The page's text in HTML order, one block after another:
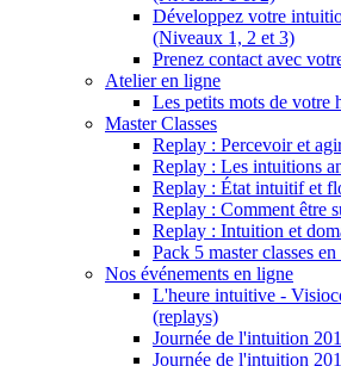
Développez votre
(Niveaux 1, 2 et 3)
Prenez contact avec
Atelier en ligne
Les petits mots de votre
Master Classes
Replay : Percevoir et
Replay : Les intuitions
Replay : État intuitif et
Replay : Comment être
Replay : Intuition et
Pack 5 master classes
Nos événements en ligne
L'heure intuitive -
(replays)
Journée de l'intuition
Journée de l'intuition